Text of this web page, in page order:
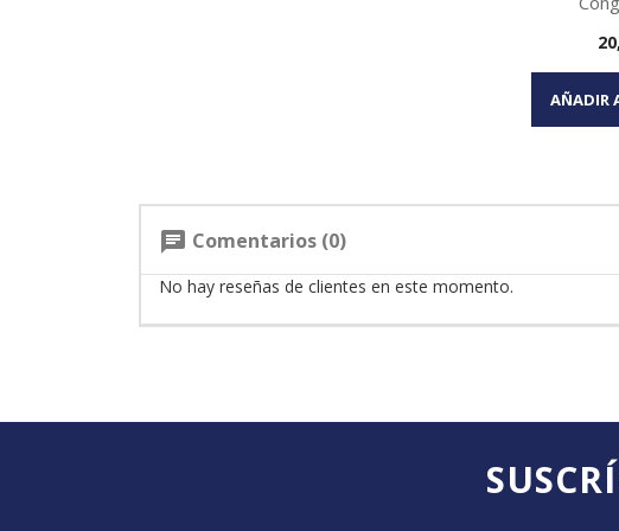
AÑADIR
chat Comentarios (0)
No hay reseñas de clientes en este momento.